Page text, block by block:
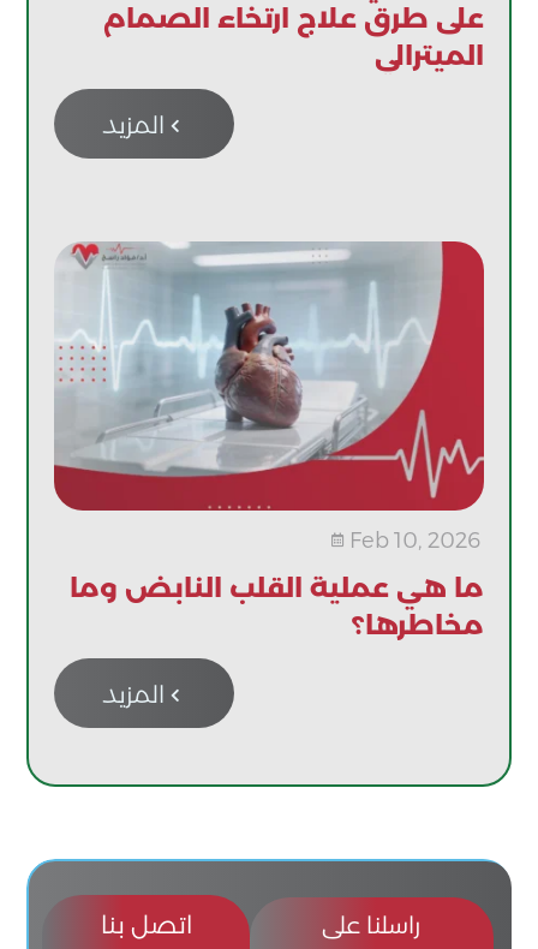
على طرق علاج ارتخاء الصمام
الميترالي
المزيد 
 Feb 10, 2026
ما هي عملية القلب النابض وما
مخاطرها؟
المزيد 
اتصل بنا
راسلنا على